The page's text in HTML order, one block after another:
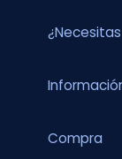
Compra